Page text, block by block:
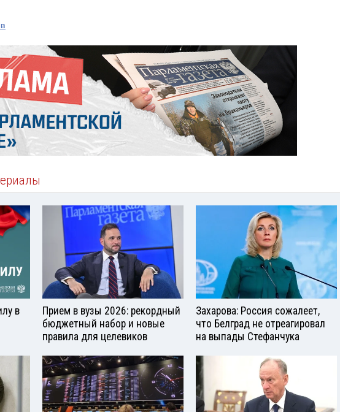
в
Прием в вузы 2026: рекордный
бюджетный набор и новые
правила для целевиков
Захарова: Россия сожалеет,
что Белград не отреагировал
на выпады Стефанчука